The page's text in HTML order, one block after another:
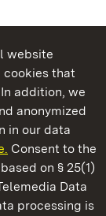
website
cookies that
addition, we
anonymized
in our data
Consent to the
on § 25(1)
Data
processing is